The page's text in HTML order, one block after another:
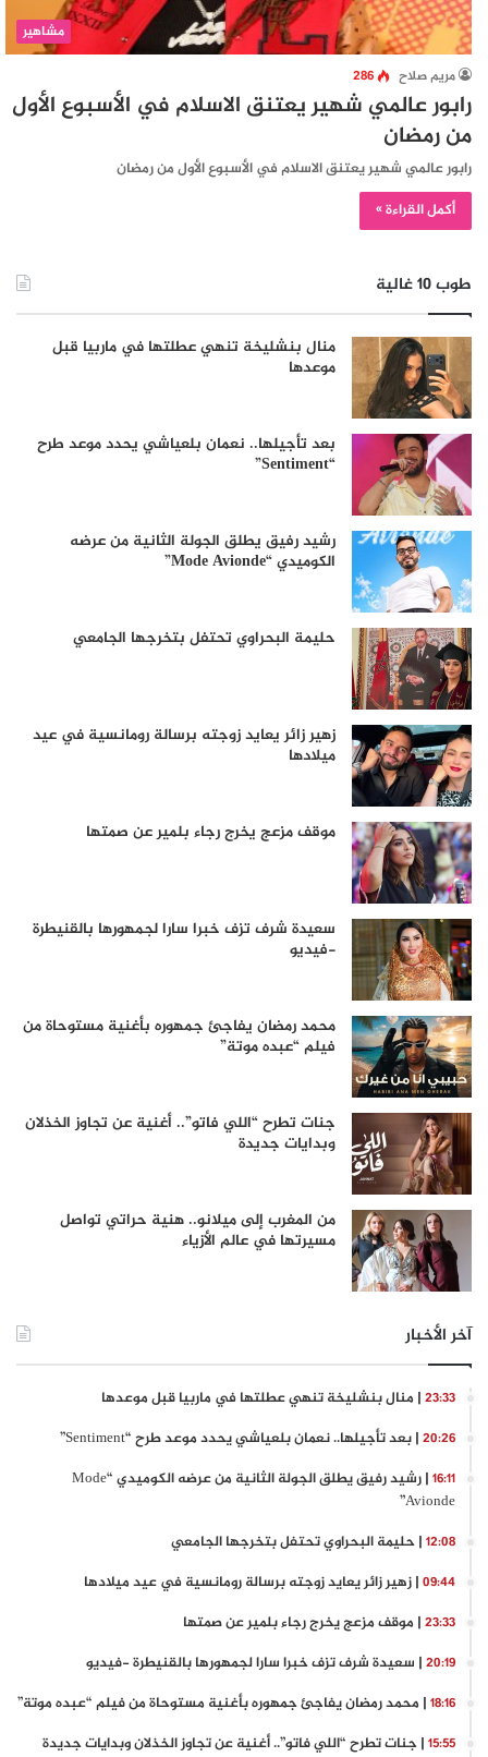
مشاهير
مريم صلاح 286
رابور عالمي شهير يعتنق الاسلام في الأسبوع الأول
من رمضان
رابور عالمي شهير يعتنق الاسلام في الأسبوع الأول من رمضان
أكمل القراءة »
طوب 10 غالية
منال بنشليخة تنهي عطلتها في ماربيا قبل
موعدها
بعد تأجيلها.. نعمان بلعياشي يحدد موعد طرح
“Sentiment”
رشيد رفيق يطلق الجولة الثانية من عرضه
الكوميدي “Mode Avionde”
حليمة البحراوي تحتفل بتخرجها الجامعي
زهير زائر يعايد زوجته برسالة رومانسية في عيد
ميلادها
موقف مزعج يخرج رجاء بلمير عن صمتها
سعيدة شرف تزف خبرا سارا لجمهورها بالقنيطرة
-فيديو
محمد رمضان يفاجئ جمهوره بأغنية مستوحاة من
فيلم “عبده موتة”
جنات تطرح “اللي فاتو”.. أغنية عن تجاوز الخذلان
وبدايات جديدة
من المغرب إلى ميلانو.. هنية حراتي تواصل
مسيرتها في عالم الأزياء
آخر الأخبار
23:33 | منال بنشليخة تنهي عطلتها في ماربيا قبل موعدها
20:26 | بعد تأجيلها.. نعمان بلعياشي يحدد موعد طرح “Sentiment”
16:11
| رشيد رفيق يطلق الجولة الثانية من عرضه الكوميدي “Mode
Avionde”
12:08 | حليمة البحراوي تحتفل بتخرجها الجامعي
09:44 | زهير زائر يعايد زوجته برسالة رومانسية في عيد ميلادها
23:33 | موقف مزعج يخرج رجاء بلمير عن صمتها
20:19 | سعيدة شرف تزف خبرا سارا لجمهورها بالقنيطرة -فيديو
18:16 | محمد رمضان يفاجئ جمهوره بأغنية مستوحاة من فيلم “عبده موتة”
15:55 | جنات تطرح “اللي فاتو”.. أغنية عن تجاوز الخذلان وبدايات جديدة